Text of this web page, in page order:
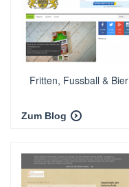
Fritten, Fussball & Bier
Zum Blog